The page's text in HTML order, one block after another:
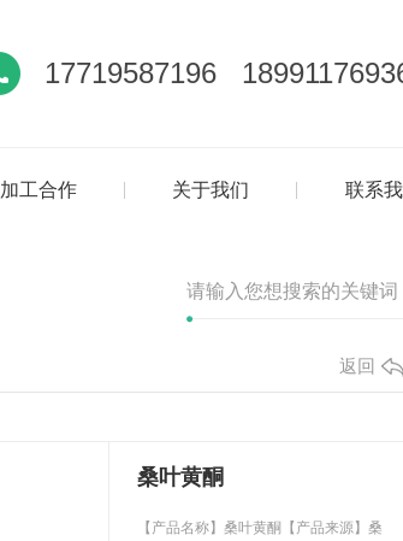
17719587196
加工合作 关于我们 联系
返回
桑叶黄酮
【产品名称】桑叶黄酮【产品来源】桑